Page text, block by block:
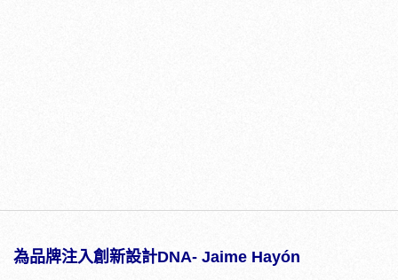
為品牌注入創新設計DNA- Jaime Hayón